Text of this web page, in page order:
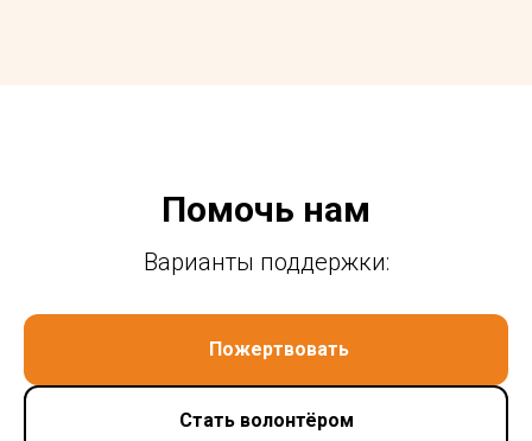
Помочь нам
Варианты поддержки:
Пожертвовать
Стать волонтёром